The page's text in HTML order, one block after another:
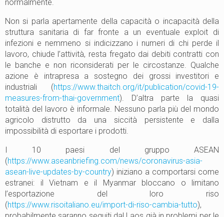
normalmente.
Non si parla apertamente della capacità o incapacità della
struttura sanitaria di far fronte a un eventuale exploit di
infezioni e nemmeno si indicizzano i numeri di chi perde il
lavoro, chiude l’attività, resta fregato dai debiti contratti con
le banche e non riconsiderati per le circostanze. Qualche
azione è intrapresa a sostegno dei grossi investitori e
industriali (https://www.thaitch.org/it/publication/covid-19-
measures-from-thai-government). D’altra parte la quasi
totalità del lavoro è informale. Nessuno parla più del mondo
agricolo distrutto da una siccità persistente e dalla
impossibilità di esportare i prodotti.
I 10 paesi del gruppo ASEAN
(https://www.aseanbriefing.com/news/coronavirus-asia-
asean-live-updates-by-country) iniziano a comportarsi come
estranei: il Vietnam e il Myanmar bloccano o limitano
l’esportazione del loro riso
(https://www.risoitaliano.eu/import-di-riso-cambia-tutto),